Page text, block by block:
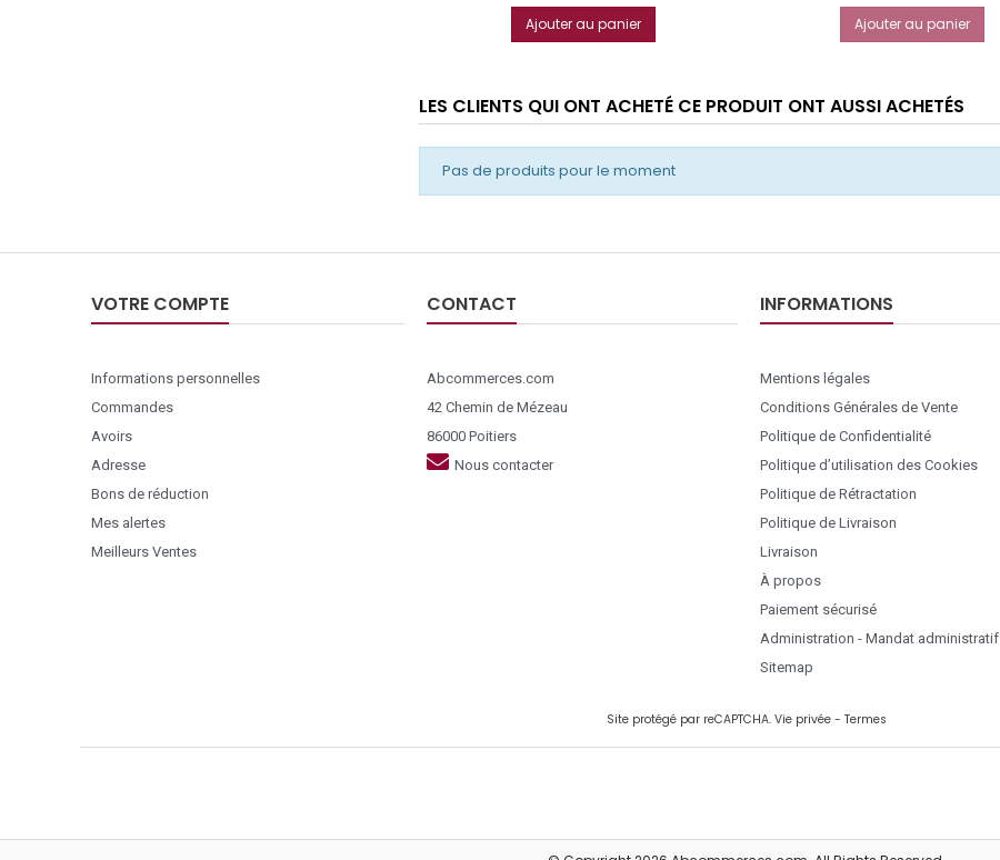
Ajouter au panier Ajouter au panier
LES CLIENTS QUI ONT ACHETÉ CE PRODUIT ONT AUSSI ACHETÉS
Pas de produits pour le moment
VOTRE COMPTE
Informations personnelles
Commandes
Avoirs
Adresse
Bons de réduction
Mes alertes
Meilleurs Ventes
CONTACT
Abcommerces.com
42 Chemin de Mézeau
86000 Poitiers
Nous contacter
INFORMATIONS
Mentions légales
Conditions Générales de Vente
Politique de Confidentialité
Politique d’utilisation des Cookies
Politique de Rétractation
Politique de Livraison
Livraison
À propos
Paiement sécurisé
Administration - Mandat administratif
Sitemap
Site protégé par reCAPTCHA. Vie privée - Termes